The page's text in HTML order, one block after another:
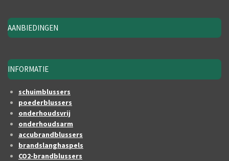
AANBIEDINGEN
INFORMATIE
schuimblussers
poederblussers
onderhoudsvrij
onderhoudsarm
accubrandblussers
brandslanghaspels
CO2-brandblussers